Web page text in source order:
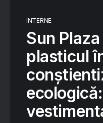
INTERNE
Sun
plasticul